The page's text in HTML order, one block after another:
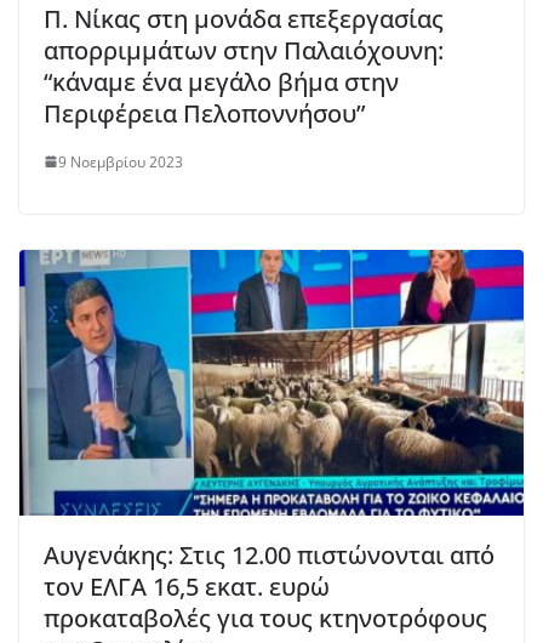
Π. Νίκας στη μονάδα επεξεργασίας
απορριμμάτων στην Παλαιόχουνη:
“κάναμε ένα μεγάλο βήμα στην
Περιφέρεια Πελοποννήσου”
9 Νοεμβρίου 2023
Αυγενάκης: Στις 12.00 πιστώνονται από
τον ΕΛΓΑ 16,5 εκατ. ευρώ
προκαταβολές για τους κτηνοτρόφους